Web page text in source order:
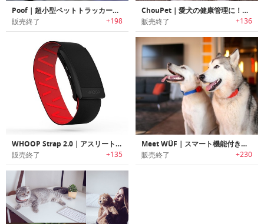
Poof｜超小型ペットトラッカー「プーフ」
販売終了 +198
ChouPet｜愛犬の健康管理に！ワンちゃん用活動量計「シューペット」
販売終了 +136
WHOOP Strap 2.0｜アスリート用パフォーマンストラッカー「ウープストラップ2.0」
販売終了 +135
Meet WÜF｜スマート機能付き犬用首輪デバイス
販売終了 +230